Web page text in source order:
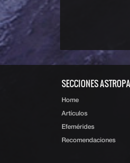
SECCIONES
Home
Artículos
Efemérides
Recomendaciones